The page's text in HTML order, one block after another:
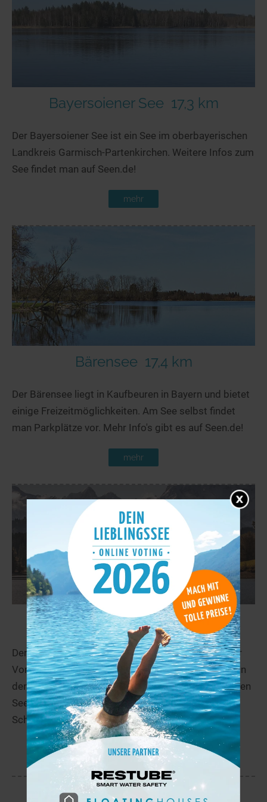
Bayersoiener See 17,3 km
Der Bayersoiener See ist ein See im oberbayerischen
Landkreis Garmisch-Partenkirchen. Weitere Infos zum
See findet man auf Seen.de!
mehr
Bärensee 17,4 km
Der Bärensee liegt in Kaufbeuren in Bayern und bietet
einige Freizeitmöglichkeiten. Am See selbst findet
man Parkplätze vor. Mehr Info's gibt es auf Seen.de!
mehr
Schwaltenweiher 18,1 km
Der Schwaltenweiher ist ein Stausee im Ostallgäuer
Voralpenraum. Der Schwaltenweiher liegt 14 km von
den Allgäuer Alpen entfernt zwischen den Gemeinden
Seeg und Rückholz. Heutzutage wird der
Schwaltenweiher...
mehr